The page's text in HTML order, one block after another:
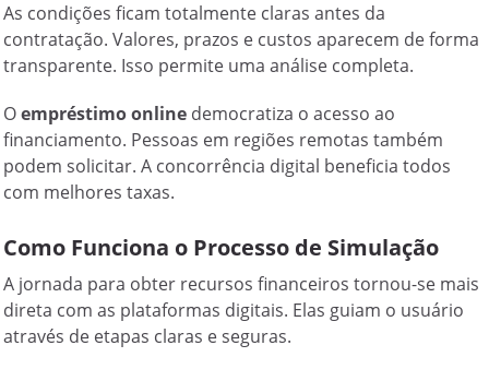
As condições ficam totalmente claras antes da
contratação. Valores, prazos e custos aparecem de forma
transparente. Isso permite uma análise completa.
Oempréstimo online democratiza o acesso ao
financiamento. Pessoas em regiões remotas também
podem solicitar. A concorrência digital beneficia todos
com melhores taxas.
Como Funciona o Processo de Simulação
A jornada para obter recursos financeiros tornou-se mais
direta com as plataformas digitais. Elas guiam o usuário
através de etapas claras e seguras.